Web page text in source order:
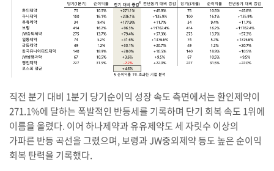
직전 분기 대비 1분기 당기순이익 성장 속도 측면에서는 환인제약이
271.1%에 달하는 폭발적인 반등세를 기록하며 단기 회복 속도 1위에
이름을 올렸다. 이어 하나제약과 유유제약도 세 자릿수 이상의
가파른 반등 곡선을 그렸으며, 보령과 JW중외제약 등도 높은 순이익
회복 탄력을 기록했다.